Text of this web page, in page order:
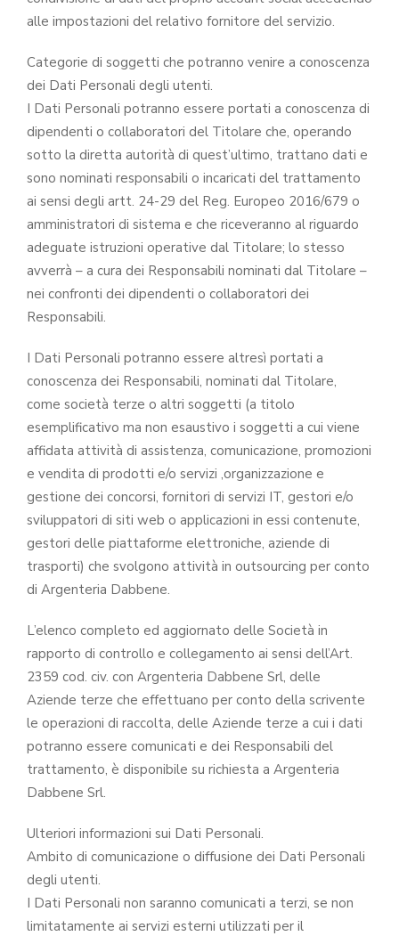
alle impostazioni del relativo fornitore del servizio.
Categorie di soggetti che potranno venire a conoscenza
dei Dati Personali degli utenti.
I Dati Personali potranno essere portati a conoscenza di
dipendenti o collaboratori del Titolare che, operando
sotto la diretta autorità di quest’ultimo, trattano dati e
sono nominati responsabili o incaricati del trattamento
ai sensi degli artt. 24-29 del Reg. Europeo 2016/679 o
amministratori di sistema e che riceveranno al riguardo
adeguate istruzioni operative dal Titolare; lo stesso
avverrà – a cura dei Responsabili nominati dal Titolare –
nei confronti dei dipendenti o collaboratori dei
Responsabili.
I Dati Personali potranno essere altresì portati a
conoscenza dei Responsabili, nominati dal Titolare,
come società terze o altri soggetti (a titolo
esemplificativo ma non esaustivo i soggetti a cui viene
affidata attività di assistenza, comunicazione, promozioni
e vendita di prodotti e/o servizi ,organizzazione e
gestione dei concorsi, fornitori di servizi IT, gestori e/o
sviluppatori di siti web o applicazioni in essi contenute,
gestori delle piattaforme elettroniche, aziende di
trasporti) che svolgono attività in outsourcing per conto
di Argenteria Dabbene.
L’elenco completo ed aggiornato delle Società in
rapporto di controllo e collegamento ai sensi dell’Art.
2359 cod. civ. con Argenteria Dabbene Srl, delle
Aziende terze che effettuano per conto della scrivente
le operazioni di raccolta, delle Aziende terze a cui i dati
potranno essere comunicati e dei Responsabili del
trattamento, è disponibile su richiesta a Argenteria
Dabbene Srl.
Ulteriori informazioni sui Dati Personali.
Ambito di comunicazione o diffusione dei Dati Personali
degli utenti.
I Dati Personali non saranno comunicati a terzi, se non
limitatamente ai servizi esterni utilizzati per il